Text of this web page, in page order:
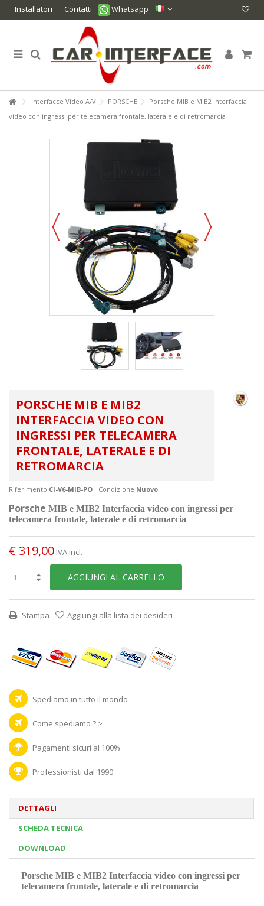
Installatori Contatti Whatsapp
Interfacce Video A/V PORSCHE
Porsche MIB e MIB2 Interfaccia
video con ingressi per telecamera frontale, laterale e di retromarcia
PORSCHE MIB E MIB2
INTERFACCIA VIDEO CON
INGRESSI PER TELECAMERA
FRONTALE, LATERALE E DI
RETROMARCIA
Riferimento CI-V6-MIB-PO Condizione Nuovo
Porsche MIB e MIB2 Interfaccia video con ingressi per
telecamera frontale, laterale e di retromarcia
€ 319,00 IVA incl.
AGGIUNGI AL CARRELLO
Stampa Aggiungi alla lista dei desideri
Spediamo in tutto il mondo
Come spediamo ? >
Pagamenti sicuri al 100%
Professionisti dal 1990
DETTAGLI
SCHEDA TECNICA
DOWNLOAD
Porsche MIB e MIB2 Interfaccia video con ingressi per
telecamera frontale, laterale e di retromarcia